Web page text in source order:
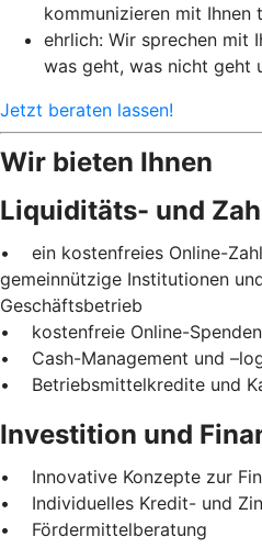
kommunizieren mit Ihnen
ehrlich: Wir sprechen mit
was geht, was nicht geht
Jetzt beraten lassen!
Wir bieten Ihnen
Liquiditäts- und
• ein kostenfreies Online-
gemeinnützige Institutionen
Geschäftsbetrieb
• kostenfreie Online-
• Cash-Management und
• Betriebsmittelkredite und
Investition und
• Innovative Konzepte zur
• Individuelles Kredit- und
• Fördermittelberatung